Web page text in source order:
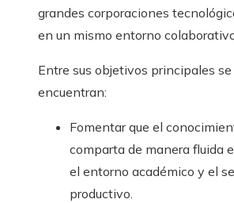
grandes corporaciones
en un mismo entorno
Entre sus objetivos principales se
encuentran:
Fomentar que el
comparta de manera fluida
el entorno académico y el
productivo.